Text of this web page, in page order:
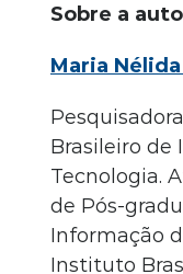
Sobre a
Maria
Brasileiro de
Tecnologia.
de Pós-
Informação
Instituto